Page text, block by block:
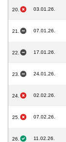
20. 03.01.26.
21. 07.01.26.
22. 17.01.26.
23. 24.01.26.
24. 02.02.26.
25. 07.02.26.
26. 11.02.26.